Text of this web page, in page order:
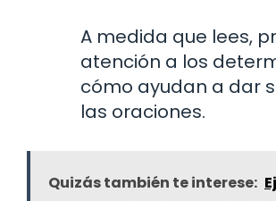
A medida que lees,
atención a los
cómo ayudan a dar
las oraciones.
Quizás también te interese: